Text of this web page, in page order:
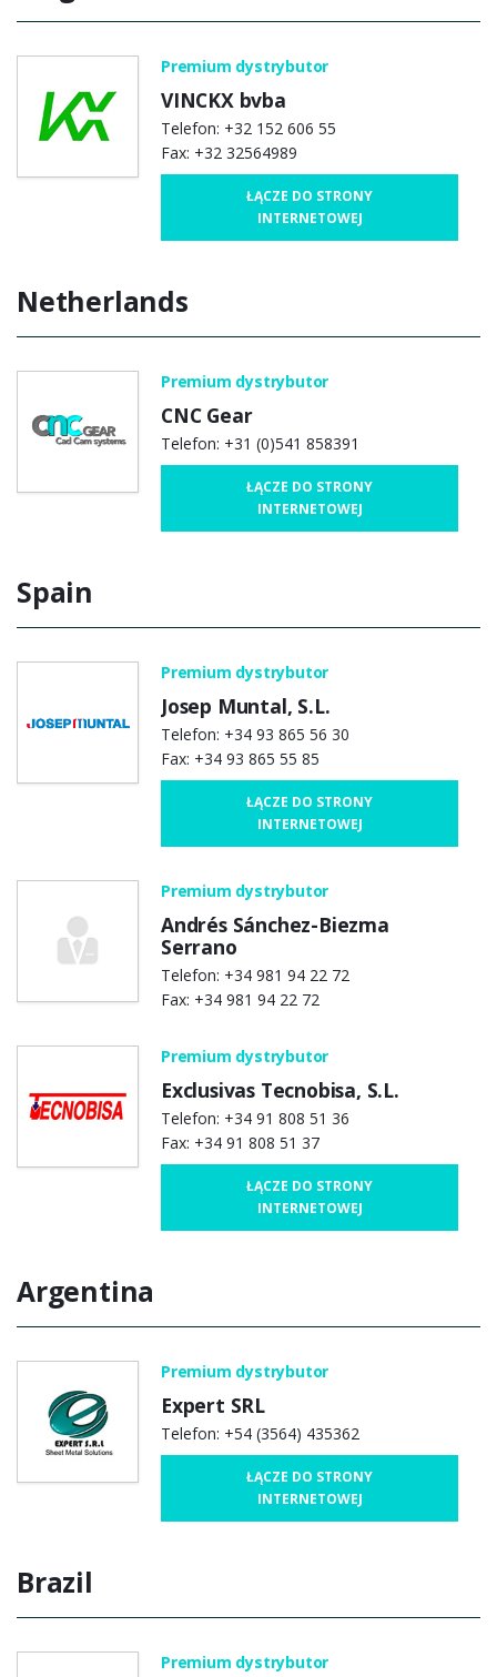
Premium dystrybutor
VINCKX bvba
Telefon: +32 152 606 55
Fax: +32 32564989
ŁĄCZE DO STRONY
INTERNETOWEJ
Netherlands
Premium dystrybutor
CNC Gear
Telefon: +31 (0)541 858391
ŁĄCZE DO STRONY
INTERNETOWEJ
Spain
Premium dystrybutor
Josep Muntal, S.L.
Telefon: +34 93 865 56 30
Fax: +34 93 865 55 85
ŁĄCZE DO STRONY
INTERNETOWEJ
Premium dystrybutor
Andrés Sánchez-Biezma
Serrano
Telefon: +34 981 94 22 72
Fax: +34 981 94 22 72
Premium dystrybutor
Exclusivas Tecnobisa, S.L.
Telefon: +34 91 808 51 36
Fax: +34 91 808 51 37
ŁĄCZE DO STRONY
INTERNETOWEJ
Argentina
Premium dystrybutor
Expert SRL
Telefon: +54 (3564) 435362
ŁĄCZE DO STRONY
INTERNETOWEJ
Brazil
Premium dystrybutor